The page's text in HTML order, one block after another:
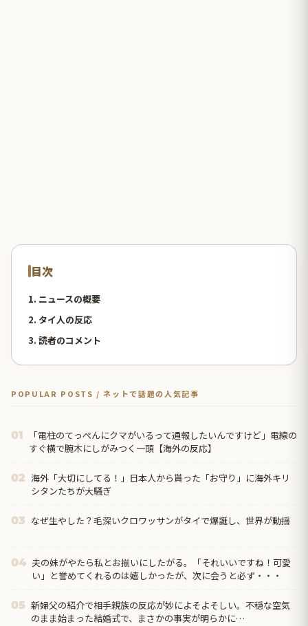
目次
1. ニュースの概要
2. タイ人の反応
3. 読者のコメント
POPULAR POSTS / ネットで話題の人気記事
01
「電柱のてっぺんにクマがいるって通報したいんですけど」電線の
すぐ横で腕木にしがみつく一頭【海外の反応】
02 海外「大切にしてる！」日本人から貰った「お守り」に海外キリ
シタンたちが大騒ぎ
03 なぜ生やした？毛深いクロワッサンがタイで爆誕し、世界が動揺
04 夫の妹がやたら私とお揃いにしたがる。「それいいですね！可愛
い」と誉めてくれるのは嬉しかったが、次に会うと必ず・・・
05 新婦父の紹介で相手親族の反応が妙によそよそしい。不穏な空気
のまま始まった結婚式で、まさかの事実が明らかに…